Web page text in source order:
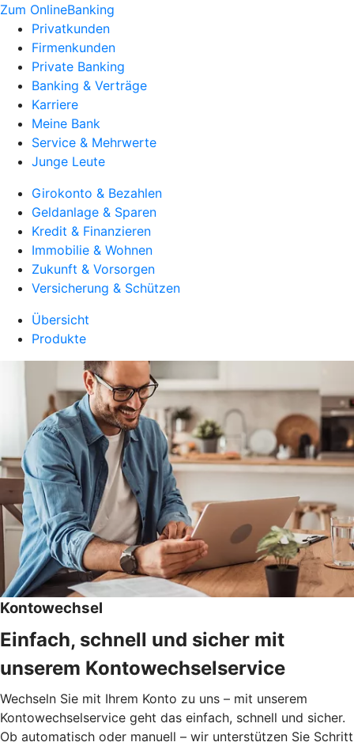
Zum OnlineBanking
Privatkunden
Firmenkunden
Private Banking
Banking & Verträge
Karriere
Meine Bank
Service & Mehrwerte
Junge Leute
Girokonto & Bezahlen
Geldanlage & Sparen
Kredit & Finanzieren
Immobilie & Wohnen
Zukunft & Vorsorgen
Versicherung & Schützen
Übersicht
Produkte
Kontowechsel
Einfach, schnell und sicher mit
unserem Kontowechselservice
Wechseln Sie mit Ihrem Konto zu uns – mit unserem
Kontowechselservice geht das einfach, schnell und sicher.
Ob automatisch oder manuell – wir unterstützen Sie Schritt